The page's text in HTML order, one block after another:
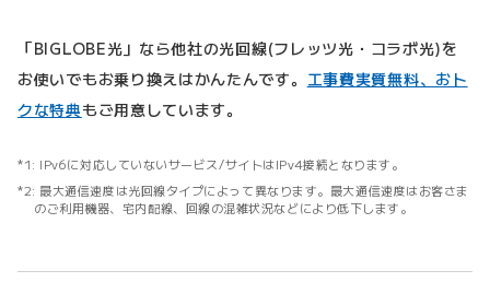
「BIGLOBE光」なら他社の光回線(フレッツ光・コラボ光)を
お使いでもお乗り換えはかんたんです。 工事費実質無料、おト
クな特典もご用意しています。
IPv6に対応していないサービス/サイトはIPv4接続となります。
最大通信速度は光回線タイプによって異なります。最大通信速度はお客さま
のご利用機器、宅内配線、回線の混雑状況などにより低下します。